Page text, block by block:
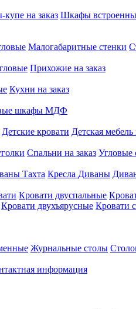
на заказ Шкафы
Малогабаритные стенки
Прихожие на заказ
Кухни на заказ
шкафы МДФ
Детские кровати Детская мебель
Спальни на заказ Угловые
Тахта Кресла Диваны
Кровати двуспальные
Кровати двухъярусные Кровати
Журнальные столы
информация